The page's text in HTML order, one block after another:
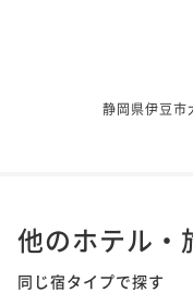
静岡県伊豆市
他のホテル・
同じ宿タイプで探す